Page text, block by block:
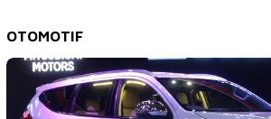
OTOMOTIF